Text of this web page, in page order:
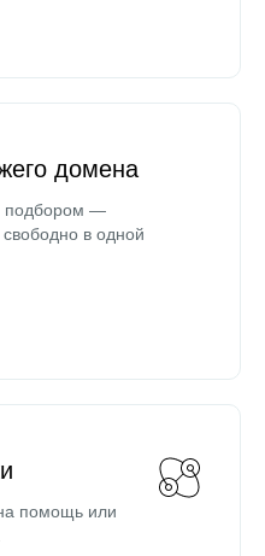
домена
подбором —
в одной
помощь или